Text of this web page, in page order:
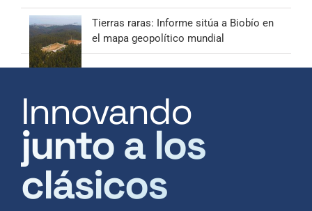
Tierras raras: Informe sitúa a Biobío en
el mapa geopolítico mundial
Innovando
junto a los
clásicos